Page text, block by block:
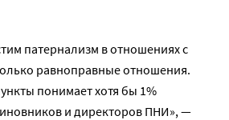
патернализм в отношениях с
равноправные отношения.
понимает хотя бы 1%
и директоров ПНИ», —